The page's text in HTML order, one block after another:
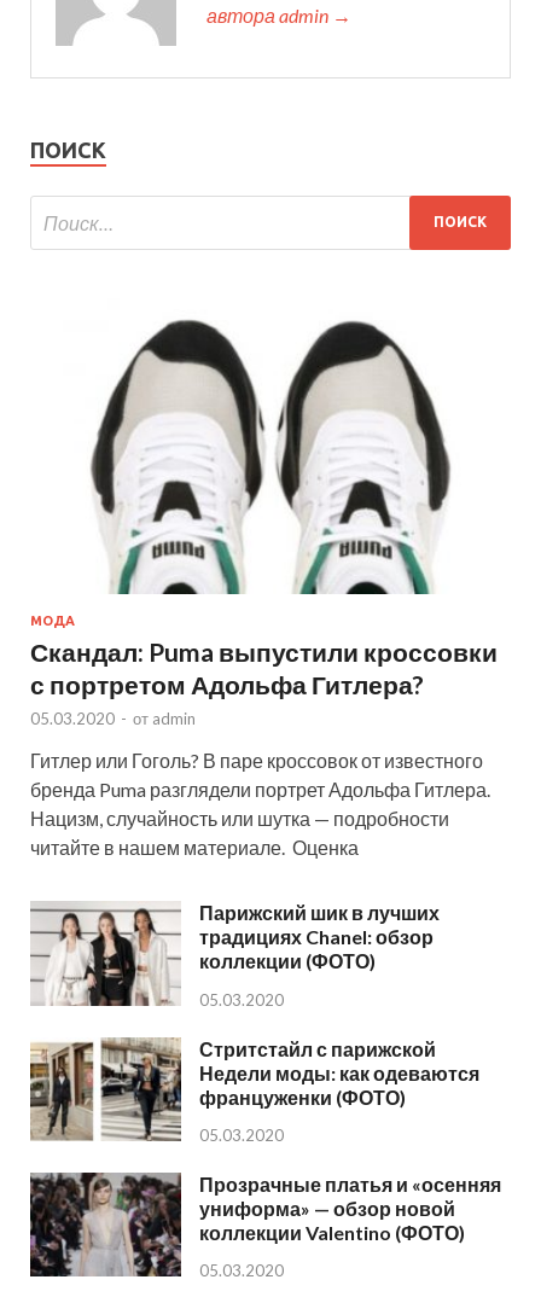
автора admin →
ПОИСК
МОДА
Скандал: Puma выпустили кроссовки
с портретом Адольфа Гитлера?
05.03.2020 - от admin
Гитлер или Гоголь? В паре кроссовок от известного
бренда Puma разглядели портрет Адольфа Гитлера.
Нацизм, случайность или шутка — подробности
читайте в нашем материале. Оценка
Парижский шик в лучших
традициях Chanel: обзор
коллекции (ФОТО)
05.03.2020
Стритстайл с парижской
Недели моды: как одеваются
француженки (ФОТО)
05.03.2020
Прозрачные платья и «осенняя
униформа» — обзор новой
коллекции Valentino (ФОТО)
05.03.2020